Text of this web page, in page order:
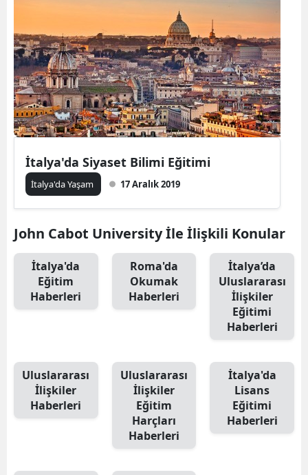
İtalya'da Siyaset Bilimi Eğitimi
İtalya'da Yaşam 17 Aralık 2019
John Cabot University İle İlişkili Konular
İtalya'da
Eğitim
Haberleri
Roma'da
Okumak
Haberleri
İtalya’da
Uluslararası
İlişkiler
Eğitimi
Haberleri
Uluslararası
İlişkiler
Haberleri
Uluslararası
İlişkiler
Eğitim
Harçları
Haberleri
İtalya'da
Lisans
Eğitimi
Haberleri